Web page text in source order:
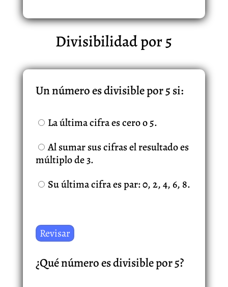
Divisibilidad por 5
Un número es divisible por 5 si:
La última cifra es cero o 5.
Al sumar sus cifras el resultado es
múltiplo de 3.
Su última cifra es par: 0, 2, 4, 6, 8.
¿Qué número es divisible por 5?